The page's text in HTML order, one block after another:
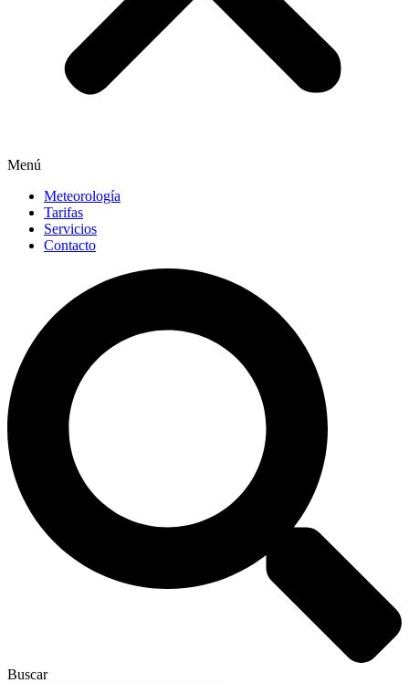
Menú
Meteorología
Tarifas
Servicios
Contacto
Buscar